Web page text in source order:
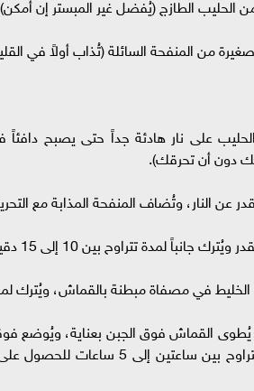
من المنفحة السائلة (تُذاب أولاً في
دون أن تحرقك).
عن النار، وتُضاف المنفحة المذابة مع
بين 10 إلى 15 دقيقة حتى يتجمد الخليط تماماً وينفصل عن الشرش.
في مصفاة مبطنة بالقماش، ويُترك
القماش فوق الجبن بعناية، ويُوضع
تحت هذا الثقل لمدة تتراوح